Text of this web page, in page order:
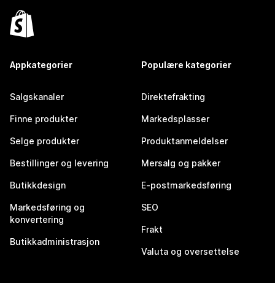
Appkategorier
Salgskanaler
Finne produkter
Selge produkter
Bestillinger og levering
Butikkdesign
Markedsføring og
konvertering
Butikkadministrasjon
Populære kategorier
Direktefrakting
Markedsplasser
Produktanmeldelser
Mersalg og pakker
E-postmarkedsføring
SEO
Frakt
Valuta og oversettelse